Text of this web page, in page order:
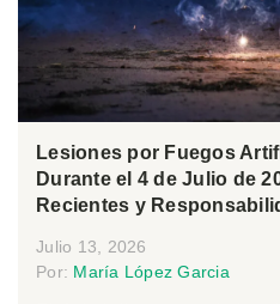
Lesiones por Fuegos
Durante el 4 de Julio de
Recientes y
Julio 13, 2026
Por: María López Garcia